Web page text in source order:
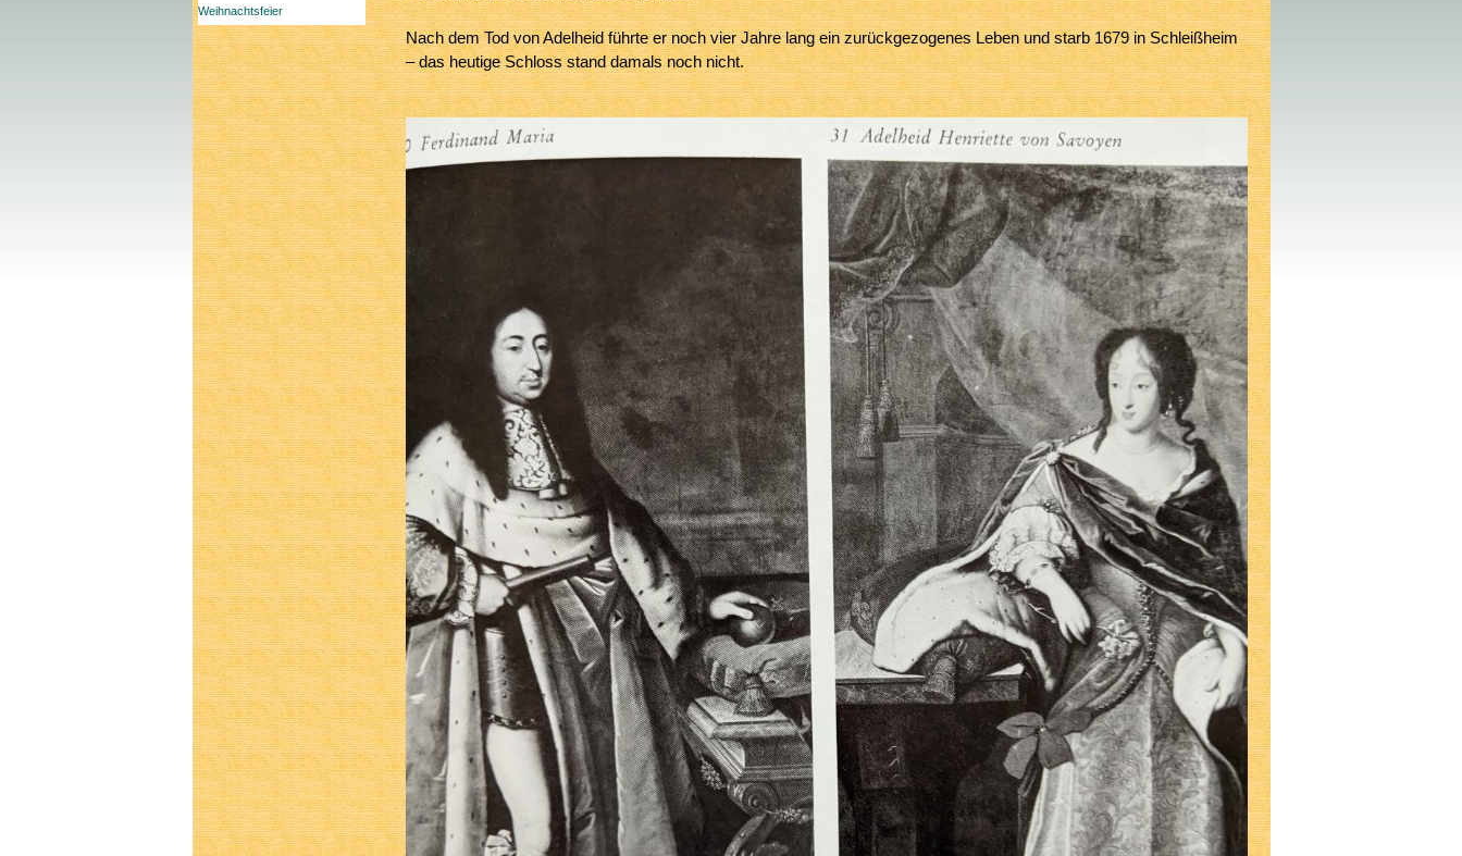
Nach dem Tod von Adelheid führte er noch vier Jahre lang ein zurückgezogenes Leben und starb 1679 in Schleißheim
– das heutige Schloss stand damals noch nicht.
Weihnachtsfeier